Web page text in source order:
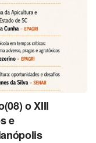
o XIII
e